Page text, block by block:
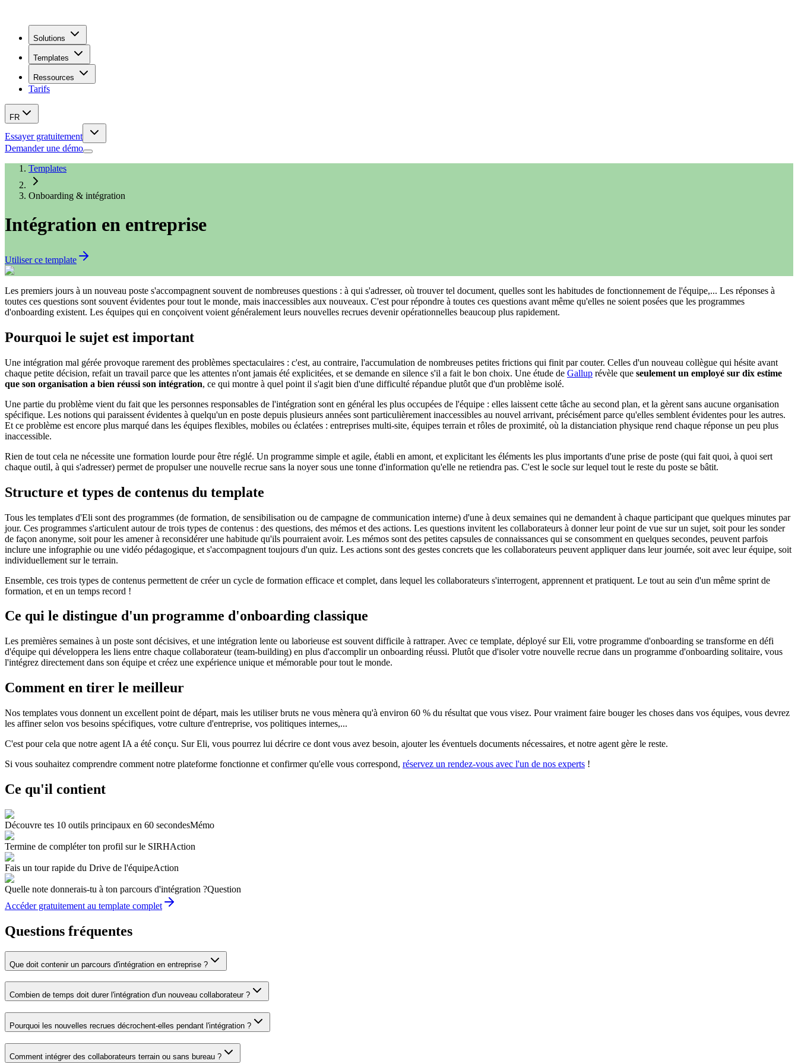
Solutions
Templates
Ressources
Tarifs
FR
Essayer gratuitement
Demander une démo
Templates
Onboarding & intégration
Intégration en entreprise
Utiliser ce template
Les premiers jours à un nouveau poste s'accompagnent souvent de nombreuses questions : à qui s'adresser, où trouver tel document, quelles sont les habitudes de fonctionnement de l'équipe,... Les réponses à
toutes ces questions sont souvent évidentes pour tout le monde, mais inaccessibles aux nouveaux. C'est pour répondre à toutes ces questions avant même qu'elles ne soient posées que les programmes
d'onboarding existent. Les équipes qui en conçoivent voient généralement leurs nouvelles recrues devenir opérationnelles beaucoup plus rapidement.
Pourquoi le sujet est important
Une intégration mal gérée provoque rarement des problèmes spectaculaires : c'est, au contraire, l'accumulation de nombreuses petites frictions qui finit par couter. Celles d'un nouveau collègue qui hésite avant
chaque petite décision, refait un travail parce que les attentes n'ont jamais été explicitées, et se demande en silence s'il a fait le bon choix. Une étude de Gallup révèle que seulement un employé sur dix estime
que son organisation a bien réussi son intégration, ce qui montre à quel point il s'agit bien d'une difficulté répandue plutôt que d'un problème isolé.
Une partie du problème vient du fait que les personnes responsables de l'intégration sont en général les plus occupées de l'équipe : elles laissent cette tâche au second plan, et la gèrent sans aucune organisation
spécifique. Les notions qui paraissent évidentes à quelqu'un en poste depuis plusieurs années sont particulièrement inaccessibles au nouvel arrivant, précisément parce qu'elles semblent évidentes pour les autres.
Et ce problème est encore plus marqué dans les équipes flexibles, mobiles ou éclatées : entreprises multi-site, équipes terrain et rôles de proximité, où la distanciation physique rend chaque réponse un peu plus
inaccessible.
Rien de tout cela ne nécessite une formation lourde pour être réglé. Un programme simple et agile, établi en amont, et explicitant les éléments les plus importants d'une prise de poste (qui fait quoi, à quoi sert
chaque outil, à qui s'adresser) permet de propulser une nouvelle recrue sans la noyer sous une tonne d'information qu'elle ne retiendra pas. C'est le socle sur lequel tout le reste du poste se bâtit.
Structure et types de contenus du template
Tous les templates d'Eli sont des programmes (de formation, de sensibilisation ou de campagne de communication interne) d'une à deux semaines qui ne demandent à chaque participant que quelques minutes par
jour. Ces programmes s'articulent autour de trois types de contenus : des questions, des mémos et des actions. Les questions invitent les collaborateurs à donner leur point de vue sur un sujet, soit pour les sonder
de façon anonyme, soit pour les amener à reconsidérer une habitude qu'ils pourraient avoir. Les mémos sont des petites capsules de connaissances qui se consomment en quelques secondes, peuvent parfois
inclure une infographie ou une vidéo pédagogique, et s'accompagnent toujours d'un quiz. Les actions sont des gestes concrets que les collaborateurs peuvent appliquer dans leur journée, soit avec leur équipe, soit
individuellement sur le terrain.
Ensemble, ces trois types de contenus permettent de créer un cycle de formation efficace et complet, dans lequel les collaborateurs s'interrogent, apprennent et pratiquent. Le tout au sein d'un même sprint de
formation, et en un temps record !
Ce qui le distingue d'un programme d'onboarding classique
Les premières semaines à un poste sont décisives, et une intégration lente ou laborieuse est souvent difficile à rattraper. Avec ce template, déployé sur Eli, votre programme d'onboarding se transforme en défi
d'équipe qui développera les liens entre chaque collaborateur (team-building) en plus d'accomplir un onboarding réussi. Plutôt que d'isoler votre nouvelle recrue dans un programme d'onboarding solitaire, vous
l'intégrez directement dans son équipe et créez une expérience unique et mémorable pour tout le monde.
Comment en tirer le meilleur
Nos templates vous donnent un excellent point de départ, mais les utiliser bruts ne vous mènera qu'à environ 60 % du résultat que vous visez. Pour vraiment faire bouger les choses dans vos équipes, vous devrez
les affiner selon vos besoins spécifiques, votre culture d'entreprise, vos politiques internes,...
C'est pour cela que notre agent IA a été conçu. Sur Eli, vous pourrez lui décrire ce dont vous avez besoin, ajouter les éventuels documents nécessaires, et notre agent gère le reste.
Si vous souhaitez comprendre comment notre plateforme fonctionne et confirmer qu'elle vous correspond, réservez un rendez-vous avec l'un de nos experts !
Ce qu'il contient
Découvre tes 10 outils principaux en 60 secondesMémo
Termine de compléter ton profil sur le SIRHAction
Fais un tour rapide du Drive de l'équipeAction
Quelle note donnerais-tu à ton parcours d'intégration ?Question
Accéder gratuitement au template complet
Questions fréquentes
Que doit contenir un parcours d'intégration en entreprise ?
Combien de temps doit durer l'intégration d'un nouveau collaborateur ?
Pourquoi les nouvelles recrues décrochent-elles pendant l'intégration ?
Comment intégrer des collaborateurs terrain ou sans bureau ?